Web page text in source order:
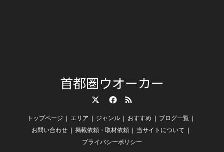
首都圏ウオーカー
トップページ エリア ジャンル おすすめ
ブログ一覧
お問い合わせ
掲載依頼・取材依頼
当サイトについて
プライバシーポリシー